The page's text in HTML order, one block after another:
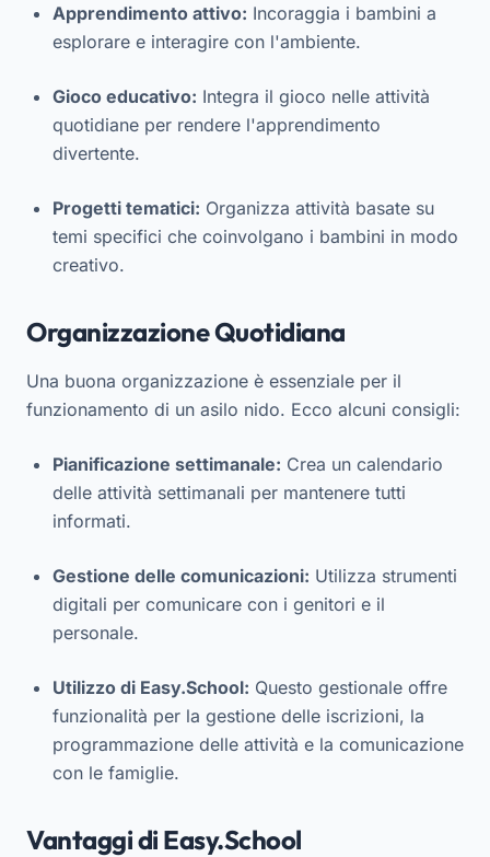
Apprendimento attivo: Incoraggia i bambini a
esplorare e interagire con l'ambiente.
Gioco educativo: Integra il gioco nelle attività
quotidiane per rendere l'apprendimento
divertente.
Progetti tematici: Organizza attività basate su
temi specifici che coinvolgano i bambini in modo
creativo.
Organizzazione Quotidiana
Una buona organizzazione è essenziale per il
funzionamento di un asilo nido. Ecco alcuni consigli:
Pianificazione settimanale: Crea un calendario
delle attività settimanali per mantenere tutti
informati.
Gestione delle comunicazioni: Utilizza strumenti
digitali per comunicare con i genitori e il
personale.
Utilizzo di Easy.School: Questo gestionale offre
funzionalità per la gestione delle iscrizioni, la
programmazione delle attività e la comunicazione
con le famiglie.
Vantaggi di Easy.School